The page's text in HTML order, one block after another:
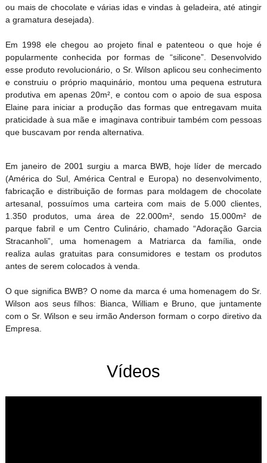
ou mais de chocolate e várias idas e vindas à geladeira, até atingir
a gramatura desejada).
Em 1998 ele chegou ao projeto final e patenteou o que hoje é
popularmente conhecida por formas de “silicone”. Desenvolvido
esse produto revolucionário, o Sr. Wilson aplicou seu conhecimento
e construiu o próprio maquinário, montou uma pequena estrutura
produtiva em apenas 20m², e contou com o apoio de sua esposa
Elaine para iniciar a produção das formas que entregavam muita
praticidade à sua mãe e imaginava contribuir também com pessoas
que buscavam por renda alternativa.
Em janeiro de 2001 surgiu a marca BWB, hoje líder de mercado
(América do Sul, América Central e Europa) no desenvolvimento,
fabricação e distribuição de formas para moldagem de chocolate
artesanal, possuímos uma carteira com mais de 5.000 clientes,
1.350 produtos, uma área de 22.000m², sendo 15.000m² de
parque fabril e um Centro Culinário, chamado “Adoração Garcia
Stracanholi”, uma homenagem a Matriarca da família, onde
realiza aulas gratuitas para consumidores e testam os produtos
antes de serem colocados à venda.
O que significa BWB? O nome da marca é uma homenagem do Sr.
Wilson aos seus filhos: Bianca, William e Bruno, que juntamente
com o Sr. Wilson e seu irmão Anderson formam o corpo diretivo da
Empresa.
Vídeos